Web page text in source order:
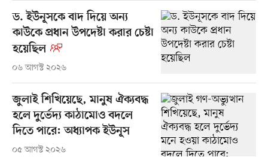
ড. ইউনূসকে বাদ দিয়ে অন্য
কাউকে প্রধান উপদেষ্টা করার চেষ্টা
হয়েছিল
০৬ আগস্ট ২০২৬
জুলাই শিখিয়েছে, মানুষ ঐক্যবদ্ধ
হলে দুর্ভেদ্য কাঠামোও বদলে
দিতে পারে: অধ্যাপক ইউনূস
০৫ আগস্ট ২০২৬